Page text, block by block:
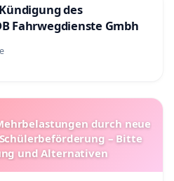
des
Fahrwegdienste Gmbh
durch neue
– Bitte
und Alternativen